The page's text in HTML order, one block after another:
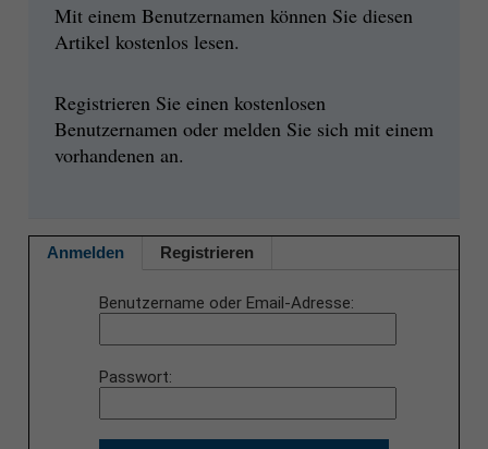
Mit einem Benutzernamen können Sie diesen
Artikel kostenlos lesen.
Registrieren Sie einen kostenlosen
Benutzernamen oder melden Sie sich mit einem
vorhandenen an.
Anmelden Registrieren
Benutzername oder Email-Adresse
Passwort